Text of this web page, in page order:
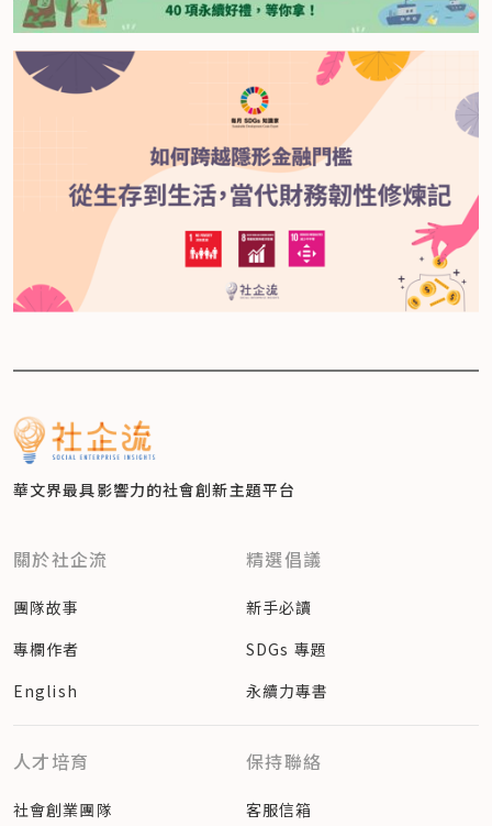
華文界最具影響力的社會創新主題平台
關於社企流
團隊故事
專欄作者
English
精選倡議
新手必讀
SDGs 專題
永續力專書
人才培育
社會創業團隊
保持聯絡
客服信箱